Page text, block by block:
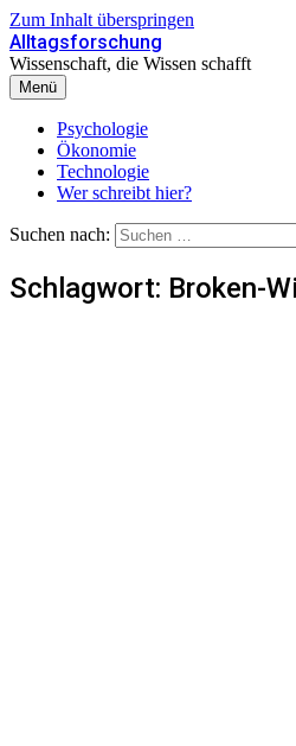
Zum Inhalt überspringen
Alltagsforschung
Wissenschaft, die Wissen schafft
Menü
Psychologie
Ökonomie
Technologie
Wer schreibt hier?
Suchen nach:
Schlagwort: Broken-